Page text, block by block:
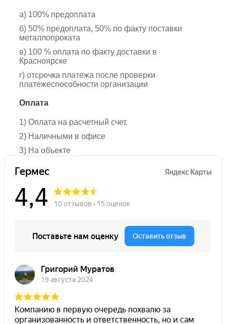
а) 100% предоплата
б) 50% предоплата, 50% по факту поставки
металлопроката
в) 100 % оплата по факту доставки в
Красноярске
г) отсрочка платежа после проверки
платежеспособности организации
Оплата
1) Оплата на расчетный счет.
2) Наличными в офисе
3) На объекте